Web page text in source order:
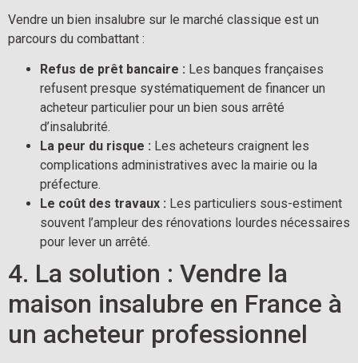
Vendre un bien insalubre sur le marché classique est un
parcours du combattant :
Refus de prêt bancaire : Les banques françaises
refusent presque systématiquement de financer un
acheteur particulier pour un bien sous arrêté
d’insalubrité.
La peur du risque : Les acheteurs craignent les
complications administratives avec la mairie ou la
préfecture.
Le coût des travaux : Les particuliers sous-estiment
souvent l’ampleur des rénovations lourdes nécessaires
pour lever un arrêté.
4. La solution : Vendre la
maison insalubre en France à
un acheteur professionnel